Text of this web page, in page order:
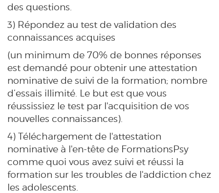
des questions.
3) Répondez au test de validation des
connaissances acquises
(un minimum de 70% de bonnes réponses
est demandé pour obtenir une attestation
nominative de suivi de la formation; nombre
d’essais illimité. Le but est que vous
réussissiez le test par l'acquisition de vos
nouvelles connaissances).
4) Téléchargement de l'attestation
nominative à l'en-tête de FormationsPsy
comme quoi vous avez suivi et réussi la
formation sur les troubles de l'addiction chez
les adolescents.